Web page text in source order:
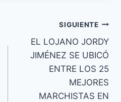
SIGUIENTE
EL LOJANO JORDY
JIMÉNEZ SE UBICÓ
ENTRE LOS 25
MEJORES
MARCHISTAS EN